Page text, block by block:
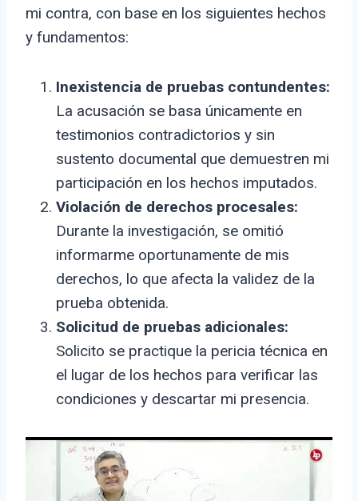
mi contra, con base en los siguientes hechos
y fundamentos:
Inexistencia de pruebas contundentes:
La acusación se basa únicamente en
testimonios contradictorios y sin
sustento documental que demuestren mi
participación en los hechos imputados.
Violación de derechos procesales:
Durante la investigación, se omitió
informarme oportunamente de mis
derechos, lo que afecta la validez de la
prueba obtenida.
Solicitud de pruebas adicionales:
Solicito se practique la pericia técnica en
el lugar de los hechos para verificar las
condiciones y descartar mi presencia.